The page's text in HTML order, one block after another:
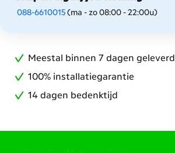
088-6610015(ma - zo 08:00 - 22:00u)
Meestal binnen 7 dagen geleverd
100% installatiegarantie
14 dagen bedenktijd